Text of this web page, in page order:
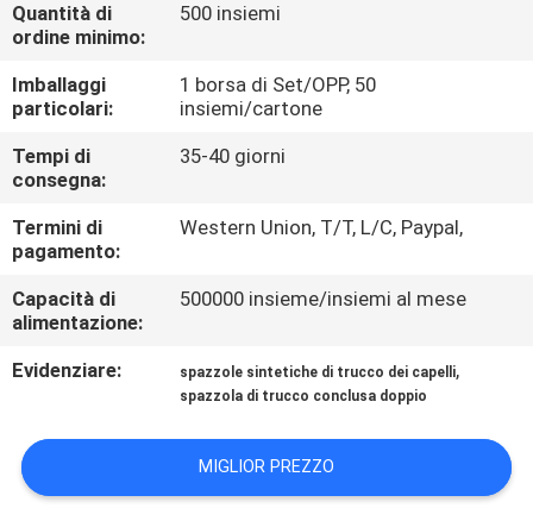
CONTROLLO
DI
QUALITÀ
MAPPA
DEL
SITO
PRIVACY
Quantità di
ordine minimo:
500 insiemi
Imballaggi
particolari:
1 borsa di Set/OPP, 50
insiemi/cartone
Tempi di
consegna:
35-40 giorni
Termini di
pagamento:
Western Union, T/T, L/C, Paypal,
Capacità di
alimentazione:
500000 insieme/insiemi al mese
Evidenziare: spazzole sintetiche di trucco dei capelli,
spazzola di trucco conclusa doppio
MIGLIOR PREZZO